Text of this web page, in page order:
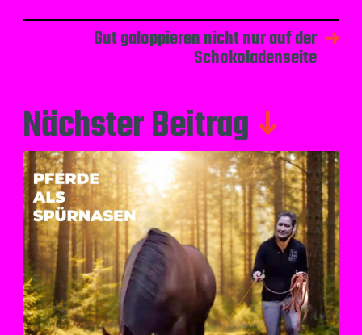
Gut galoppieren nicht nur auf der
Schokoladenseite
Nächster Beitrag